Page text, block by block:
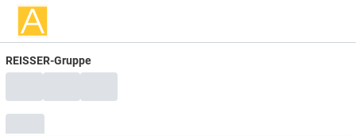
REISSER-Gruppe